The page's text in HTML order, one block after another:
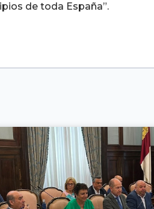
de toda España”.